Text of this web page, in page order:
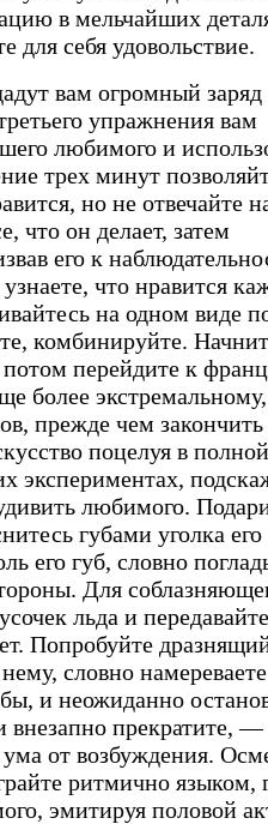
в мельчайших
для себя удовольствие.
вам огромный заряд
упражнения вам
любимого и
трех минут
но не отвечайте
что он делает, затем
его к
что нравится
на одном виде
комбинируйте.
перейдите к
более экстремальному,
прежде чем
поцелуя в
экспериментах,
любимого.
губами уголка его
его губ, словно
Для
льда и
Попробуйте
словно
и неожиданно
внезапно прекратите,
от возбуждения.
ритмично языком,
эмитируя половой